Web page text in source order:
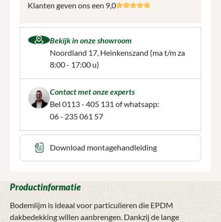
Klanten geven ons een 9,0
Bekijk in onze showroom
Noordland 17, Heinkenszand (ma t/m za
8:00 - 17:00 u)
Contact met onze experts
Bel 0113 - 405 131 of whatsapp:
06 - 235 061 57
Download montagehandleiding
Productinformatie
Bodemlijm is ideaal voor particulieren die EPDM
dakbedekking willen aanbrengen. Dankzij de lange